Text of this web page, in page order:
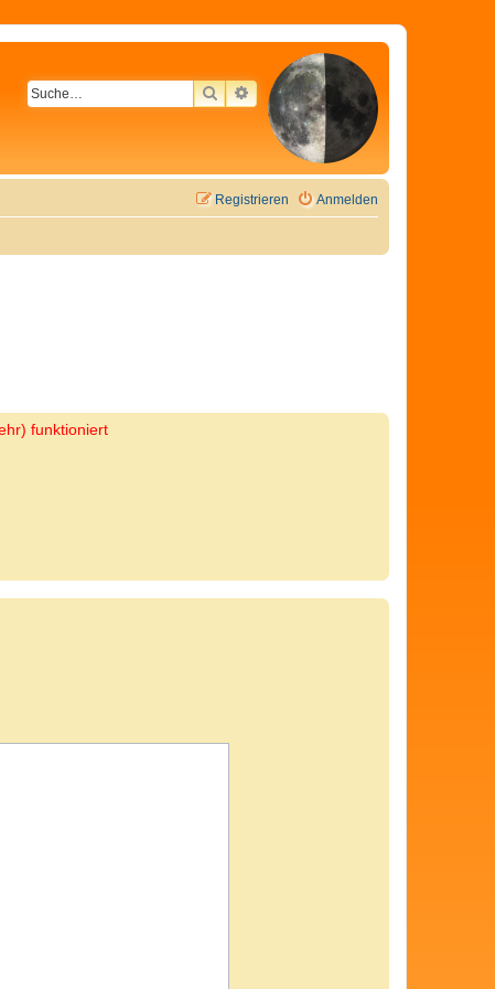
SUCHEERWEITERTE SUCHE
Anmelden
Registrieren
funktioniert